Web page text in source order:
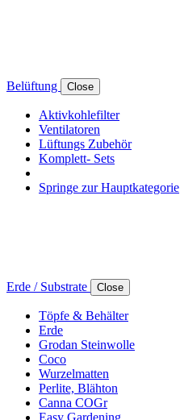
Belüftung Close
Aktivkohlefilter
Ventilatoren
Lüftungs Zubehör
Komplett- Sets
Springe zur Hauptkategorie
Erde / Substrate Close
Töpfe & Behälter
Erde
Grodan Steinwolle
Coco
Wurzelmatten
Perlite, Blähton
Canna COGr